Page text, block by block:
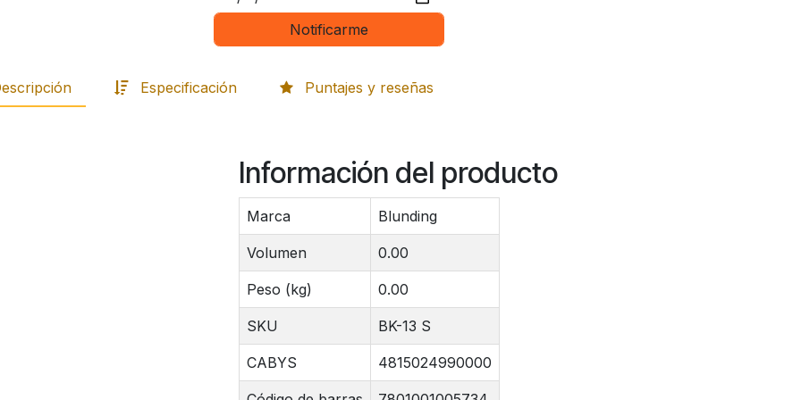
Notificarme
Especificación Puntajes y reseñas
Información del producto
Marca Blunding
Volumen 0.00
Peso (kg) 0.00
SKU BK-13 S
CABYS 4815024990000